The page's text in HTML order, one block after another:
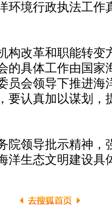
环境行政执法工作
改革和职能转变
的具体工作由国家
员会领导下推进海
要认真加以谋划，
领导批示精神，
洋生态文明建设具